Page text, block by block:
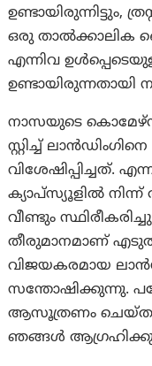
ഉണ്ടായിരുന്നിട്ടും,
ഒരു താൽക്കാലിക
എന്നിവ
ഉണ്ടായിരുന്നതായി
നാസയുടെ
സ്റ്റിച്ച്
വിശേഷിപ്പിച്ചത്.
ക്യാപ്‌സ്യൂളിൽ നിന്ന്
വീണ്ടും
തീരുമാനമാണ്
വിജയകരമായ
സന്തോഷിക്കുന്നു.
ആസൂത്രണം
ഞങ്ങൾ